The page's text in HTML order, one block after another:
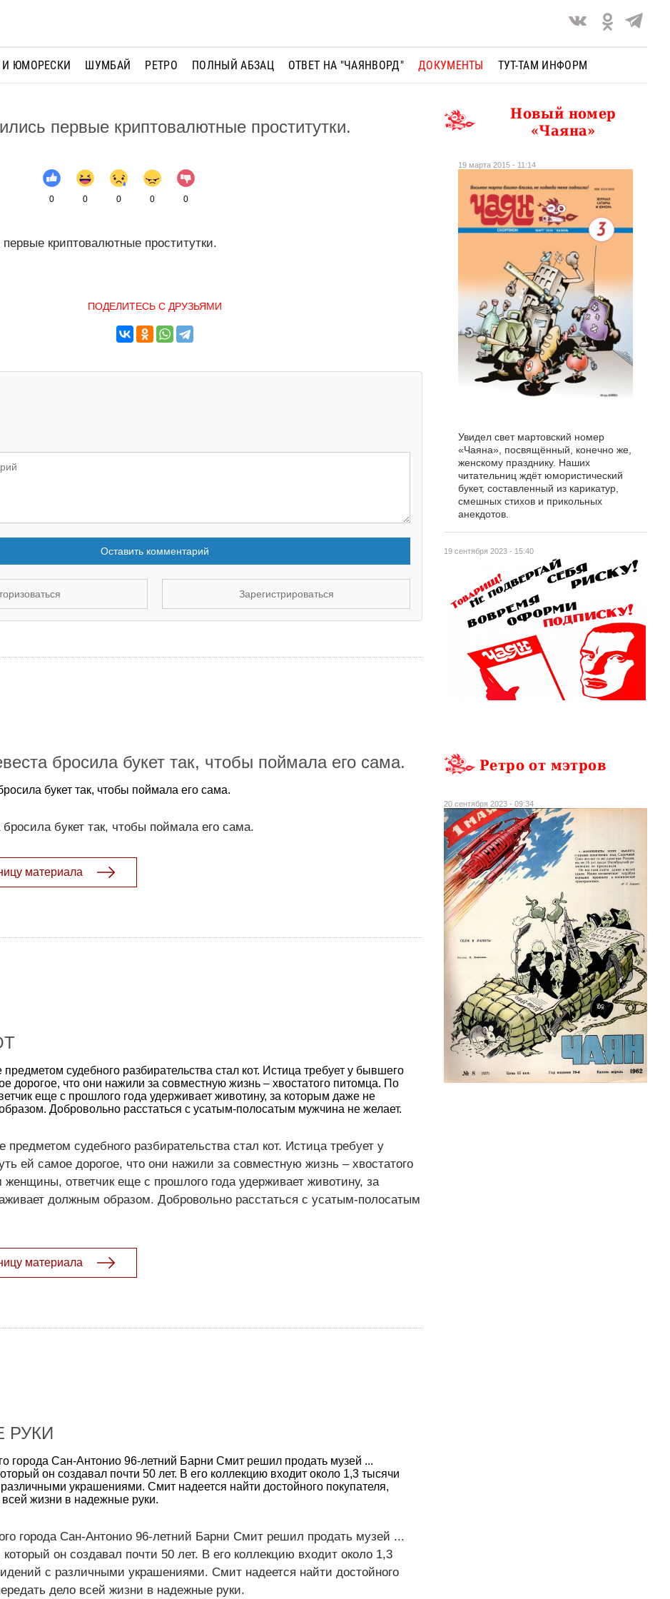
И ЮМОРЕСКИ ШУМБАЙ РЕТРО ПОЛНЫЙ АБЗАЦ ОТВЕТ НА "ЧАЯНВОРД" ДОКУМЕНТЫ ТУТ-ТАМ ИНФОРМ
первые криптовалютные проститутки.
0 0 0 0 0
криптовалютные проститутки.
ПОДЕЛИТЕСЬ С ДРУЗЬЯМИ
Оставить комментарий
Зарегистрироваться
бросила букет так, чтобы поймала его сама.
букет так, чтобы поймала его сама.
букет так, чтобы поймала его сама.
материала
судебного разбирательства стал кот. Истица требует у бывшего
дорогое, что они нажили за совместную жизнь – хвостатого питомца. По
еще с прошлого года удерживает животину, за которым даже не
Добровольно расстаться с усатым-полосатым мужчина не желает.
судебного разбирательства стал кот. Истица требует у
ей самое дорогое, что они нажили за совместную жизнь – хвостатого
ответчик еще с прошлого года удерживает животину, за
должным образом. Добровольно расстаться с усатым-полосатым
материала
РУКИ
города Сан-Антонио 96-летний Барни Смит решил продать музей ...
он создавал почти 50 лет. В его коллекцию входит около 1,3 тысячи
украшениями. Смит надеется найти достойного покупателя,
жизни в надежные руки.
города Сан-Антонио 96-летний Барни Смит решил продать музей ...
он создавал почти 50 лет. В его коллекцию входит около 1,3
с различными украшениями. Смит надеется найти достойного
дело всей жизни в надежные руки.
19 сентября 2023 - 15:40
Новый номер
«Чаяна»
19 марта 2015 - 11:14
Увидел свет мартовский номер
«Чаяна», посвящённый, конечно же,
женскому празднику. Наших
читательниц ждёт юмористический
букет, составленный из карикатур,
смешных стихов и прикольных
анекдотов.
Ретро от мэтров
20 сентября 2023 - 09:34